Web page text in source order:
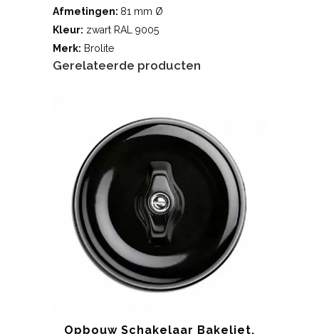
Afmetingen: 81 mm Ø
Kleur: zwart RAL 9005
Merk: Brolite
Gerelateerde producten
Opbouw Schakelaar Bakeliet,